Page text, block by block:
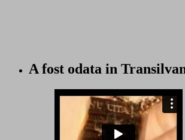
A fost odata in